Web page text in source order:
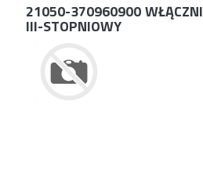
21050-370960900
III-STOPNIOWY